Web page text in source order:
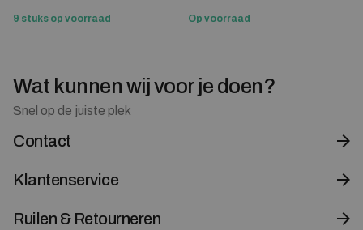
9 stuks op voorraad Op voorraad
Wat kunnen wij voor je doen?
Snel op de juiste plek
Contact
Klantenservice
Ruilen & Retourneren